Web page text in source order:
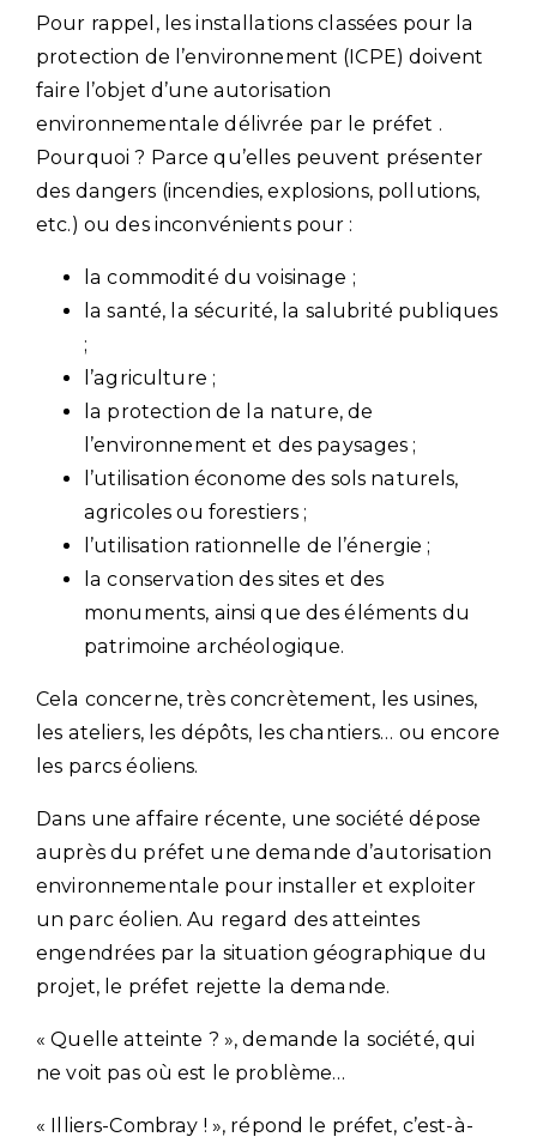
Pour rappel, les installations classées pour la
protection de l’environnement (ICPE) doivent
faire l’objet d’une autorisation
environnementale délivrée par le préfet .
Pourquoi ? Parce qu’elles peuvent présenter
des dangers (incendies, explosions, pollutions,
etc.) ou des inconvénients pour :
la commodité du voisinage ;
la santé, la sécurité, la salubrité publiques
;
l’agriculture ;
la protection de la nature, de
l’environnement et des paysages ;
l’utilisation économe des sols naturels,
agricoles ou forestiers ;
l’utilisation rationnelle de l’énergie ;
la conservation des sites et des
monuments, ainsi que des éléments du
patrimoine archéologique.
Cela concerne, très concrètement, les usines,
les ateliers, les dépôts, les chantiers… ou encore
les parcs éoliens.
Dans une affaire récente, une société dépose
auprès du préfet une demande d’autorisation
environnementale pour installer et exploiter
un parc éolien. Au regard des atteintes
engendrées par la situation géographique du
projet, le préfet rejette la demande.
« Quelle atteinte ? », demande la société, qui
ne voit pas où est le problème…
« Illiers-Combray ! », répond le préfet, c’est-à-